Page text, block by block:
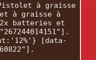
à graisse
à graisse à
batteries et
[data-